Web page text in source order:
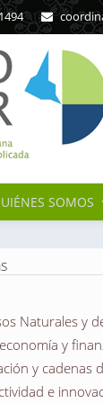
SOMOS
Naturales y
y
y cadenas
e